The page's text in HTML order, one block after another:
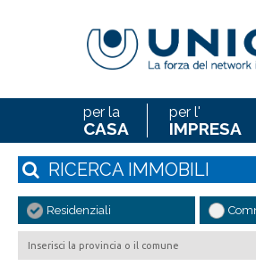
per la
CASA
per l'
IMPRESA
RICERCA IMMOBILI
Residenziali